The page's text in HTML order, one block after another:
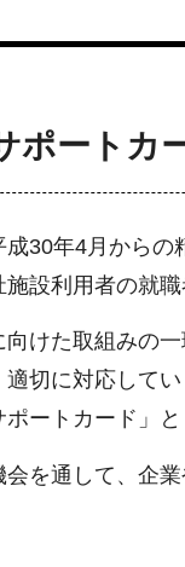
ポートカ
成30年4月から
設利用者の就
向けた取組みの
切に対応して
ートカード」
を通して、企